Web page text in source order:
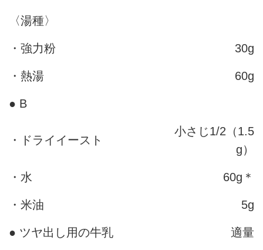
〈湯種〉
・強力粉 30g
・熱湯 60g
● B
・ドライイースト
小さじ1/2（1.5
g）
・水 60g＊
・米油 5g
● ツヤ出し用の牛乳 適量